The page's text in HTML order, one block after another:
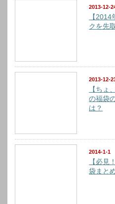
2013-12-
【
クを先
2013-12-
【ちょ
の福袋
は？
2014-1-1
【必見
袋まと